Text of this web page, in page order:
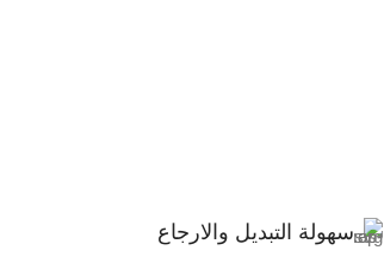
سهولة التبديل والارجاع